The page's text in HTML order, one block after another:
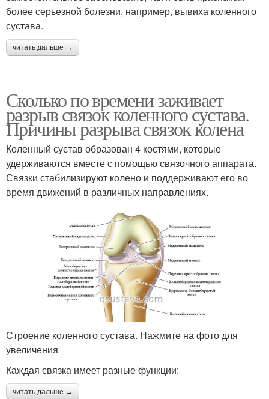
более серьезной болезни, например, вывиха коленного
сустава.
читать дальше →
Сколько по времени заживает
разрыв связок коленного сустава.
Причины разрыва связок колена
Коленный сустав образован 4 костями, которые
удерживаются вместе с помощью связочного аппарата.
Связки стабилизируют колено и поддерживают его во
время движений в различных направлениях.
Строение коленного сустава. Нажмите на фото для
увеличения
Каждая связка имеет разные функции:
читать дальше →